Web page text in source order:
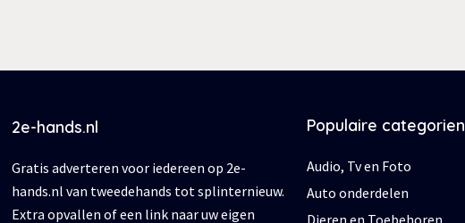
2e-hands.nl
Gratis adverteren voor iedereen op 2e-
hands.nl van tweedehands tot splinternieuw.
Extra opvallen of een link naar uw eigen
Populaire categorien
Audio, Tv en Foto
Auto onderdelen
Dieren en Toebehoren